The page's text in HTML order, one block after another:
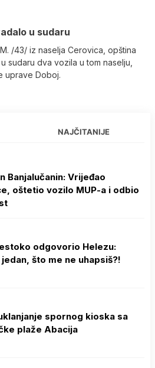
u sudaru
/43/ iz naselja Cerovica, opština
sudaru dva vozila u tom naselju,
uprave Doboj.
NAJČITANIJE
Banjalučanin: Vrijeđao
oštetio vozilo MUP-a i odbio
odgovorio Helezu:
što me ne uhapsiš?!
spornog kioska sa
plaže Abacija